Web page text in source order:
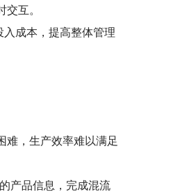
互。
成本，提高整体管理
难，生产效率难以满足
产品信息，完成混流